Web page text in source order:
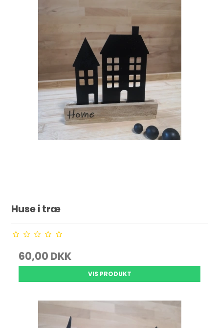
Huse i træ
60,00 DKK
VIS PRODUKT